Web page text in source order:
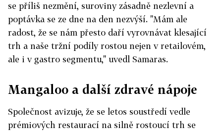
se příliš nezmění, suroviny zásadně nezlevní a
poptávka se ze dne na den nezvýší. "Mám ale
radost, že se nám přesto daří vyrovnávat klesající
trh a naše tržní podíly rostou nejen v retailovém,
ale i v gastro segmentu," uvedl Samaras.
Mangaloo a další zdravé nápoje
Společnost avizuje, že se letos soustředí vedle
prémiových restaurací na silně rostoucí trh se